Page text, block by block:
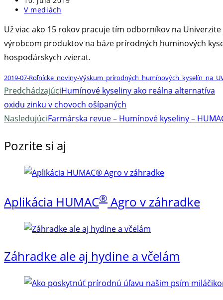
published:
Post
V mediách
Už viac ako 15 rokov pracuje tím odborníkov na
výrobcom produktov na báze prírodných huminových
hospodárskych zvierat.
2019-07-Roľnícke_noviny-
Read
more
articles
PredchádzajúciHumínové kyseliny ako reálna alternatíva
oxidu zinku v chovoch ošípaných
NasledujúciFarmárska revue – Humínové kyseliny –
Pozrite si aj
Aplikácia HUMAC® Agro v záhradke
Záhradke ale aj hydine a včelám